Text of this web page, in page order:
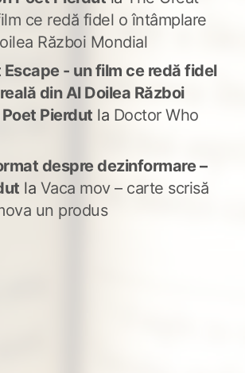
ce redă fidel o întâmplare
Război Mondial
Escape - un film ce redă fidel
din Al Doilea Război
Pierdut la Doctor Who
despre dezinformare –
la Vaca mov – carte scrisă
un produs